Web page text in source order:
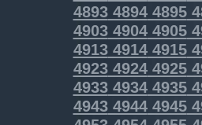
489348944895
490349044905
491349144915
492349244925
493349344935
494349444945